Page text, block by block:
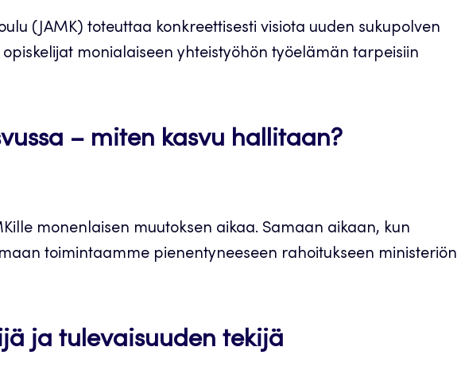
(JAMK) toteuttaa konkreettisesti visiota uuden sukupolven
monialaiseen yhteistyöhön työelämän tarpeisiin
– miten kasvu hallitaan?
monenlaisen muutoksen aikaa. Samaan aikaan, kun
toimintaamme pienentyneeseen rahoitukseen ministeriön
ja tulevaisuuden tekijä